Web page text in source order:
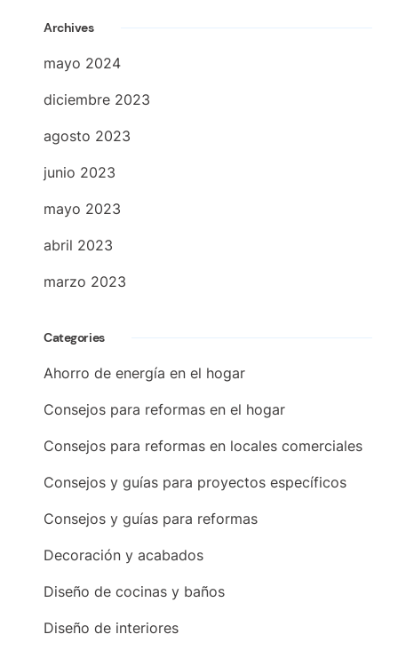
Archives
mayo 2024
diciembre 2023
agosto 2023
junio 2023
mayo 2023
abril 2023
marzo 2023
Categories
Ahorro de energía en el hogar
Consejos para reformas en el hogar
Consejos para reformas en locales comerciales
Consejos y guías para proyectos específicos
Consejos y guías para reformas
Decoración y acabados
Diseño de cocinas y baños
Diseño de interiores